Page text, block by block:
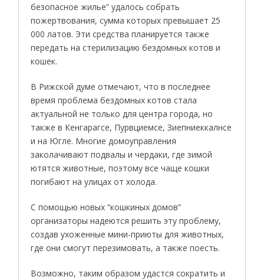
безопасное жилье” удалось собрать
пожертвования, сумма которых превышает 25
000 латов. Эти средства планируется также
передать на стерилизацию бездомных котов и
кошек.
В Рижской думе отмечают, что в последнее
время проблема бездомных котов стала
актуальной не только для центра города, но
также в Кенгарагсе, Пурвциемсе, Зиепниеккалнсе
и на Югле. Многие домоуправления
заколачивают подвалы и чердаки, где зимой
ютятся животные, поэтому все чаще кошки
погибают на улицах от холода.
С помощью новых “кошкиных домов”
организаторы надеются решить эту проблему,
создав ухоженные мини-приюты для животных,
где они смогут перезимовать, а также поесть.
Возможно, таким образом удастся сократить и